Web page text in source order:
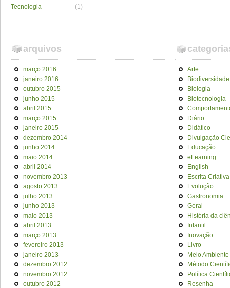
Tecnologia (1)
arquivos
março 2016
janeiro 2016
outubro 2015
junho 2015
abril 2015
março 2015
janeiro 2015
dezembro 2014
junho 2014
maio 2014
abril 2014
novembro 2013
agosto 2013
julho 2013
junho 2013
maio 2013
abril 2013
março 2013
fevereiro 2013
janeiro 2013
dezembro 2012
novembro 2012
outubro 2012
Arte
Biodiversidade
Biologia
Biotecnologia
Diário
Didático
Divulgação
Educação
eLearning
English
Escrita Criativa
Evolução
Gastronomia
Geral
História da
Infantil
Inovação
Livro
Meio Ambiente
Método
Política
Resenha